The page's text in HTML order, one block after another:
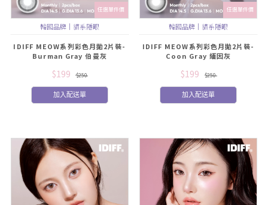
任選單件價
韓國品牌｜貓系隱眼
IDIFF MEOW系列彩色月拋2片裝-
Burman Gray 伯曼灰
$199 $250
加入配送單
任選單件價
韓國品牌｜貓系隱眼
IDIFF MEOW系列彩色月拋2片裝-
Coon Gray 緬因灰
$199 $250
加入配送單